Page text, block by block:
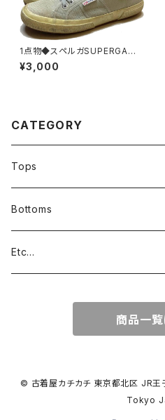
1点物◆スペルガSUPERGAキャ
ンバススニーカー古着メンズ26
レディースOKアメカジ90sスト
¥3,000
CATEGORY
Tops
Bottoms
Etc...
商品一覧
© 古着屋カチカチ 東京都北区 JR
Tokyo